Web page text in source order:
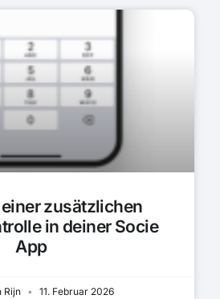
zusätzlichen
in deiner Socie
App
Rijn 11. Februar 2026